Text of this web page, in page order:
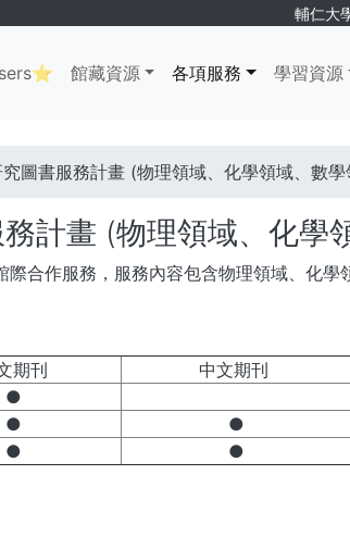
輔仁大
館藏資源 各項服務 學習資源
圖書服務計畫 (物理領域、化學領域、數學
計畫 (物理領域、化學
合作服務，服務內容包含物理領域、化學
期刊 中文期刊
●
● ●
● ●